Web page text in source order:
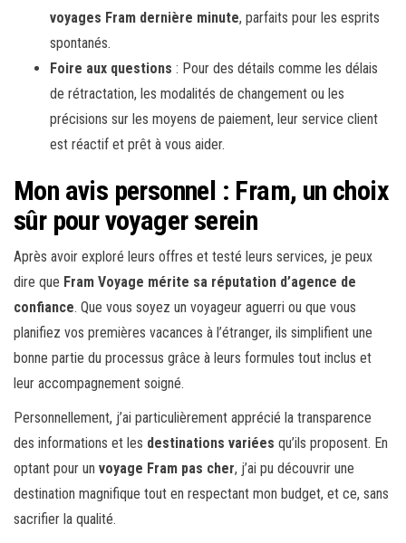
voyages Fram dernière minute, parfaits pour les esprits
spontanés.
Foire aux questions : Pour des détails comme les délais
de rétractation, les modalités de changement ou les
précisions sur les moyens de paiement, leur service client
est réactif et prêt à vous aider.
Mon avis personnel : Fram, un choix
sûr pour voyager serein
Après avoir exploré leurs offres et testé leurs services, je peux
dire que Fram Voyage mérite sa réputation d’agence de
confiance. Que vous soyez un voyageur aguerri ou que vous
planifiez vos premières vacances à l’étranger, ils simplifient une
bonne partie du processus grâce à leurs formules tout inclus et
leur accompagnement soigné.
Personnellement, j’ai particulièrement apprécié la transparence
des informations et les destinations variées qu’ils proposent. En
optant pour un voyage Fram pas cher, j’ai pu découvrir une
destination magnifique tout en respectant mon budget, et ce, sans
sacrifier la qualité.